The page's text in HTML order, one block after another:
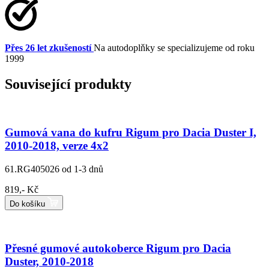
Přes 26 let zkušeností Na autodoplňky se specializujeme od roku
1999
Související produkty
Gumová vana do kufru Rigum pro Dacia Duster I,
2010-2018, verze 4x2
61.RG405026 od 1-3 dnů
819,- Kč
Do košíku
Přesné gumové autokoberce Rigum pro Dacia
Duster, 2010-2018